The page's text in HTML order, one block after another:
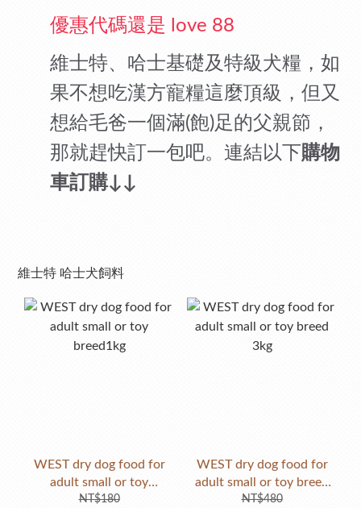
優惠代碼還是 love 88
維士特、哈士基礎及特級犬糧，如
果不想吃漢方寵糧這麼頂級，但又
想給毛爸一個滿(飽)足的父親節，
那就趕快訂一包吧。 連結以下購物
車訂購↓↓
維士特 哈士犬飼料
WEST dry dog food for
adult small or toy
breed1kg
NT$180
WEST dry dog food for
adult small or toy breed
3kg
NT$480